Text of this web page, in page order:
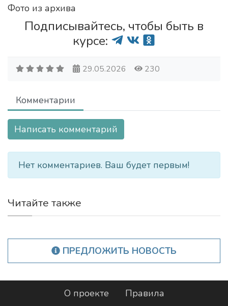
Фото из архива
Подписывайтесь, чтобы быть в
курсе:
29.05.2026 230
Комментарии
Написать комментарий
Нет комментариев. Ваш будет первым!
Читайте также
ПРЕДЛОЖИТЬ НОВОСТЬ
О проекте
Правила